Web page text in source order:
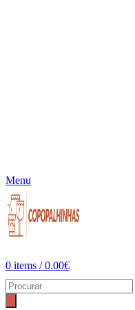
Menu
0 items / 0.00€